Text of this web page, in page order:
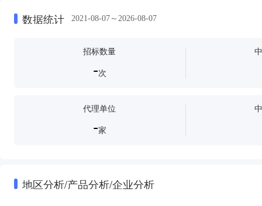
数据统计 2021-08-07～2026-08-07
招标数量
-次
代理单位
-家
地区分析/产品分析/企业分析